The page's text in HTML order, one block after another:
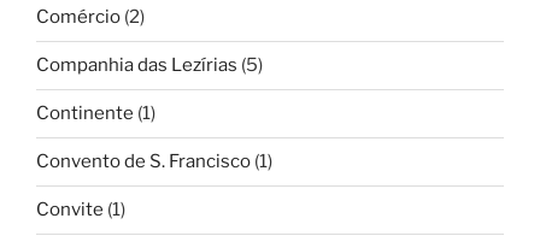
Comércio (2)
Companhia das Lezírias (5)
Continente (1)
Convento de S. Francisco (1)
Convite (1)